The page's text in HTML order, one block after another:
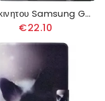
θηκη κινητου Samsung Galaxy Tab S6 Lite Ενισχυμένες Γωνίες Με Τρεις Πτυχώσεις
€22.10